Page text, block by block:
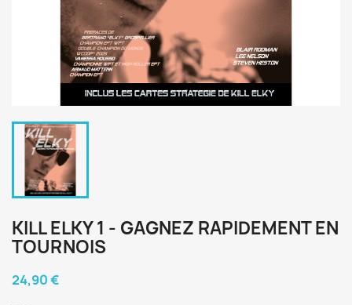
KILL ELKY 1 - GAGNEZ RAPIDEMENT EN
TOURNOIS
24,90 €